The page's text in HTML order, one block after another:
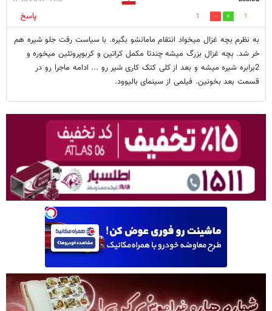
1
1
پاسخ
به نظرم بچه غزال میخواد انتقام مامانشو بگیره. با سیاست رفت جلو شیره هم
خر شد. بچه غزال بزرگ میشه چندتا مکمل کراتین و کربوپروتئین میخوره و
2برابره شیره میشه و بعد از کلی کتک کاری شیر رو ... ادامه ماجرا رو در
قسمت بعد بخونین. فیلمی از سینمای بالیوود.